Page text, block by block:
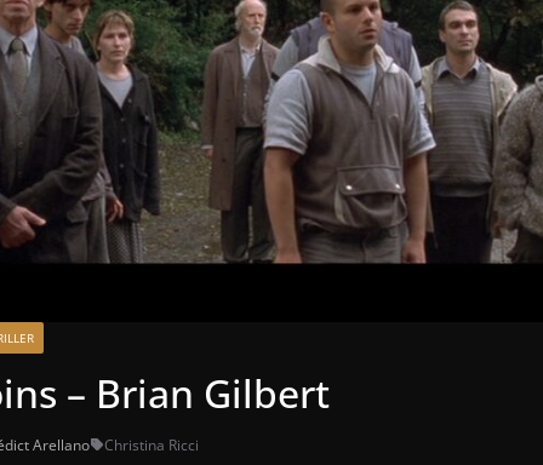
– Brian Gilbert
Arellano Christina Ricci